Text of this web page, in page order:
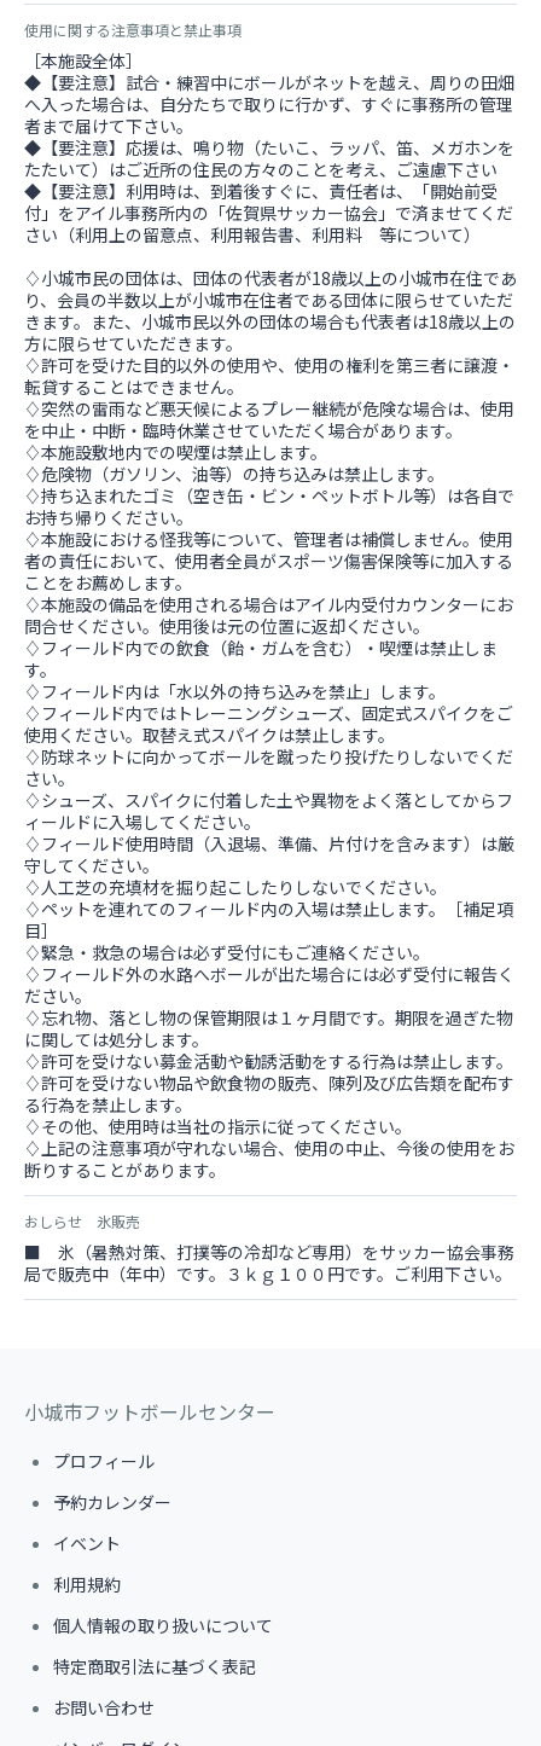
使用に関する注意事項と禁止事項
［本施設全体］
◆【要注意】試合・練習中にボールがネットを越え、周りの田畑
へ入った場合は、自分たちで取りに行かず、すぐに事務所の管理
者まで届けて下さい。
◆【要注意】応援は、鳴り物（たいこ、ラッパ、笛、メガホンを
たたいて）はご近所の住民の方々のことを考え、ご遠慮下さい
◆【要注意】利用時は、到着後すぐに、責任者は、「開始前受
付」をアイル事務所内の「佐賀県サッカー協会」で済ませてくだ
さい（利用上の留意点、利用報告書、利用料 等について）
♢小城市民の団体は、団体の代表者が18歳以上の小城市在住であ
り、会員の半数以上が小城市在住者である団体に限らせていただ
きます。また、小城市民以外の団体の場合も代表者は18歳以上の
方に限らせていただきます。
♢許可を受けた目的以外の使用や、使用の権利を第三者に譲渡・
転貸することはできません。
♢突然の雷雨など悪天候によるプレー継続が危険な場合は、使用
を中止・中断・臨時休業させていただく場合があります。
♢本施設敷地内での喫煙は禁止します。
♢危険物（ガソリン、油等）の持ち込みは禁止します。
♢持ち込まれたゴミ（空き缶・ビン・ペットボトル等）は各自で
お持ち帰りください。
♢本施設における怪我等について、管理者は補償しません。使用
者の責任において、使用者全員がスポーツ傷害保険等に加入する
ことをお薦めします。
♢本施設の備品を使用される場合はアイル内受付カウンターにお
問合せください。使用後は元の位置に返却ください。
♢フィールド内での飲食（飴・ガムを含む）・喫煙は禁止しま
す。
♢フィールド内は「水以外の持ち込みを禁止」します。
♢フィールド内ではトレーニングシューズ、固定式スパイクをご
使用ください。取替え式スパイクは禁止します。
♢防球ネットに向かってボールを蹴ったり投げたりしないでくだ
さい。
♢シューズ、スパイクに付着した土や異物をよく落としてからフ
ィールドに入場してください。
♢フィールド使用時間（入退場、準備、片付けを含みます）は厳
守してください。
♢人工芝の充填材を掘り起こしたりしないでください。
♢ペットを連れてのフィールド内の入場は禁止します。［補足項
目］
♢緊急・救急の場合は必ず受付にもご連絡ください。
♢フィールド外の水路へボールが出た場合には必ず受付に報告く
ださい。
♢忘れ物、落とし物の保管期限は１ヶ月間です。期限を過ぎた物
に関しては処分します。
♢許可を受けない募金活動や勧誘活動をする行為は禁止します。
♢許可を受けない物品や飲食物の販売、陳列及び広告類を配布す
る行為を禁止します。
♢その他、使用時は当社の指示に従ってください。
♢上記の注意事項が守れない場合、使用の中止、今後の使用をお
断りすることがあります。
おしらせ 氷販売
■ 氷（暑熱対策、打撲等の冷却など専用）をサッカー協会事務
局で販売中（年中）です。３ｋｇ１００円です。ご利用下さい。
小城市フットボールセンター
プロフィール
予約カレンダー
イベント
利用規約
個人情報の取り扱いについて
特定商取引法に基づく表記
お問い合わせ